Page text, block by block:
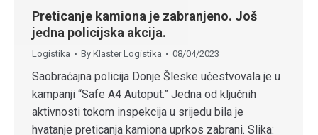
Preticanje kamiona je zabranjeno. Još
jedna policijska akcija.
Logistika By Klaster Logistika 08/04/2023
Saobraćajna policija Donje Šleske učestvovala je u
kampanji “Safe A4 Autoput.” Jedna od ključnih
aktivnosti tokom inspekcija u srijedu bila je
hvatanje preticanja kamiona uprkos zabrani. Slika: